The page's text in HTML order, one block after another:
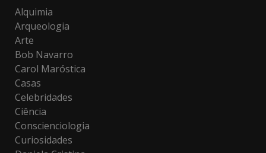
Alquimia
Arqueologia
Arte
Bob Navarro
Carol Maróstica
Casas
Celebridades
Ciência
Conscienciologia
Curiosidades